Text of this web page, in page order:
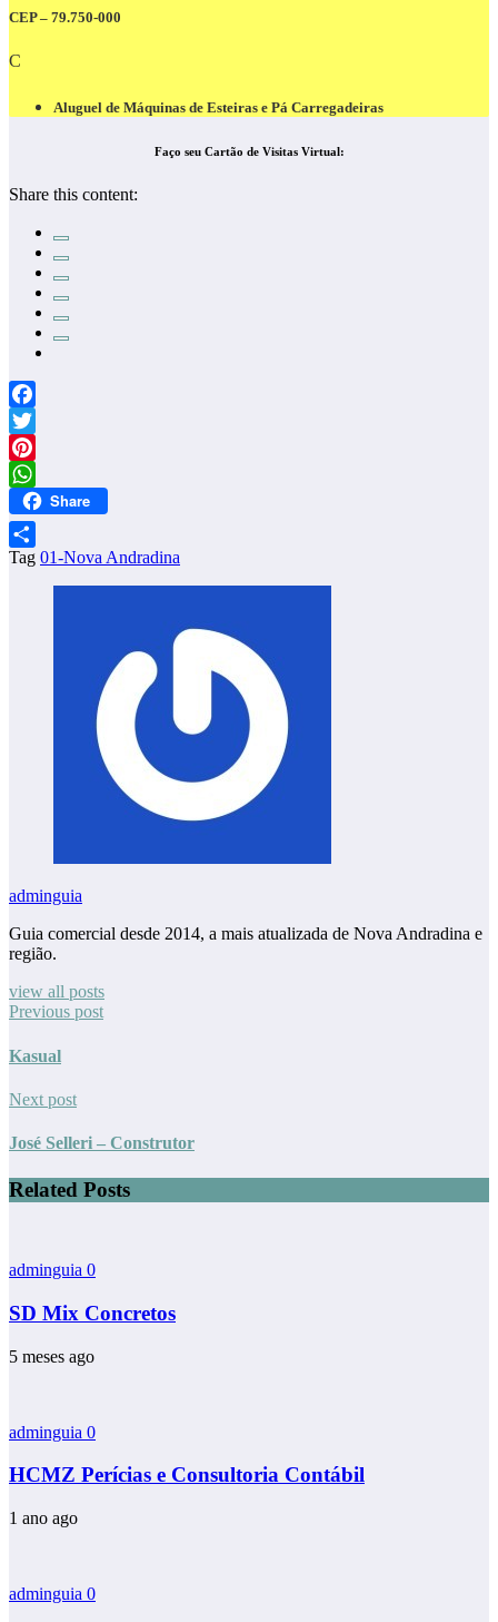
CEP – 79.750-000
C
Aluguel de Máquinas de Esteiras e Pá Carregadeiras
Faço seu Cartão de Visitas Virtual:
Share this content:
Facebook
Twitter
Pinterest
WhatsApp
Share
Share
Tag 01-Nova Andradina
adminguia
Guia comercial desde 2014, a mais atualizada de Nova Andradina e
região.
view all posts
Previous post
Kasual
Next post
José Selleri – Construtor
Related Posts
adminguia 0
SD Mix Concretos
5 meses ago
adminguia 0
HCMZ Perícias e Consultoria Contábil
1 ano ago
adminguia 0